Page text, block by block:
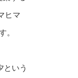
ヒマ
いう